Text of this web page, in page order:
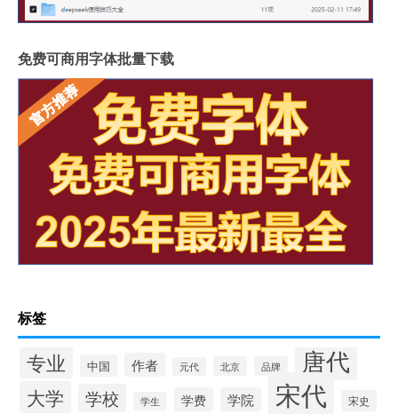
免费可商用字体批量下载
标签
专业 中国 作者 元代 北京 品牌 唐代
大学 学校 学生 学费 学院 宋代 宋史